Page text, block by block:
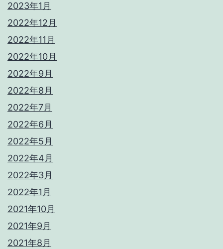
2023年1月
2022年12月
2022年11月
2022年10月
2022年9月
2022年8月
2022年7月
2022年6月
2022年5月
2022年4月
2022年3月
2022年1月
2021年10月
2021年9月
2021年8月